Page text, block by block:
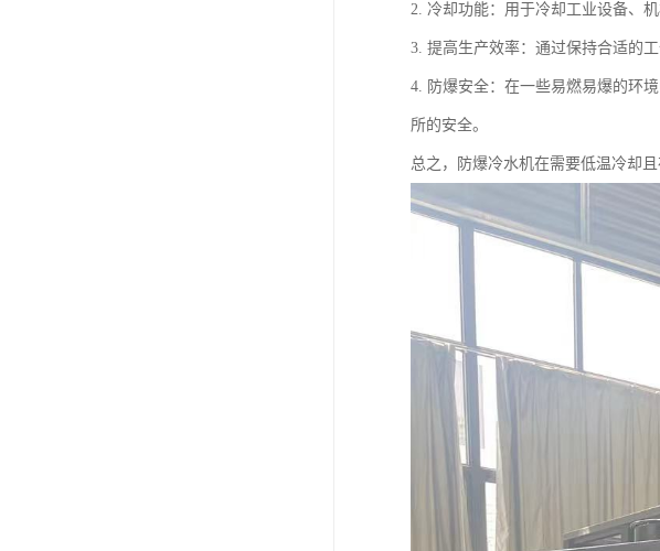
2. 冷却功能：用于冷却工业设备、
3. 提高生产效率：通过保持合适的
4. 防爆安全：在一些易燃易爆的环
所的安全。
总之，防爆冷水机在需要低温冷却